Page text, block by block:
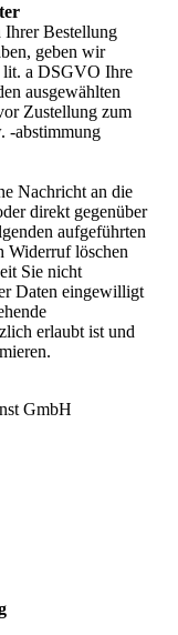
Ihrer Bestellung
geben wir
lit. a DSGVO Ihre
ausgewählten
Zustellung zum
-abstimmung
Nachricht an die
direkt gegenüber
aufgeführten
Widerruf löschen
Sie nicht
Daten eingewilligt
erlaubt ist und
GmbH